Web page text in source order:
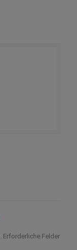
Erforderliche Felder